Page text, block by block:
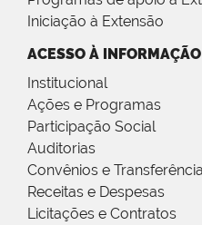
Iniciação à Extensão
ACESSO À INFORMAÇÃO
Institucional
Ações e Programas
Participação Social
Auditorias
Convênios e
Receitas e Despesas
Licitações e Contratos